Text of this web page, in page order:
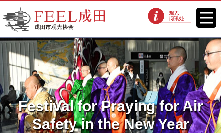
FEEL成田成田市观光协会官方网
站
观光问讯处 菜单
Festival for Praying for Air
Safety in the New Year